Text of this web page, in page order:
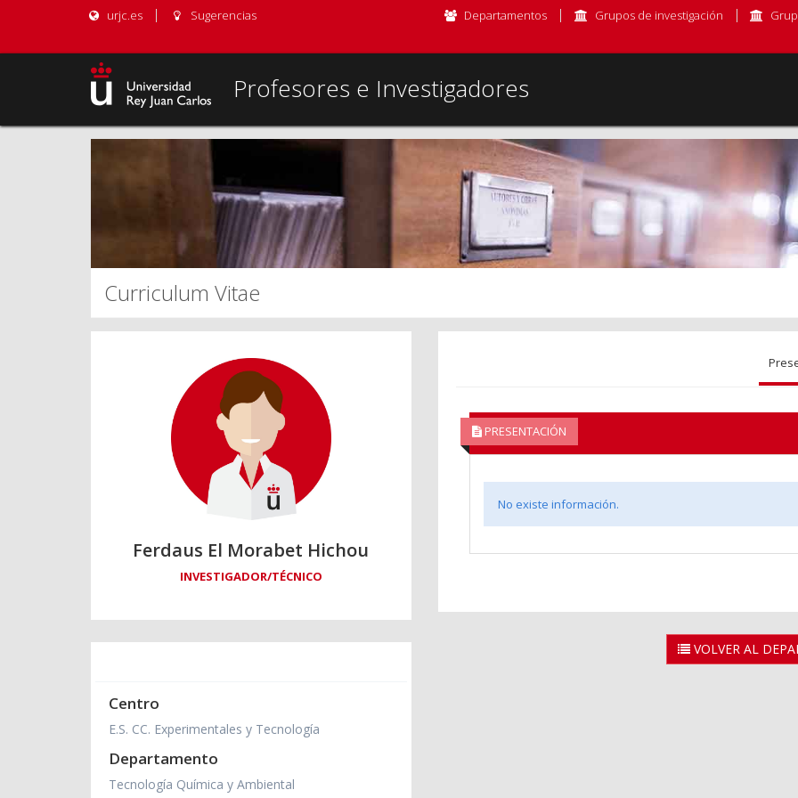
urjc.es Sugerencias Departamentos Grupos de investigación
Profesores e Investigadores
Curriculum Vitae
Ferdaus El Morabet Hichou
INVESTIGADOR/TÉCNICO
Centro
E.S. CC. Experimentales y Tecnología
Departamento
Tecnología Química y Ambiental
PRESENTACIÓN
No existe información.
VOLVER AL